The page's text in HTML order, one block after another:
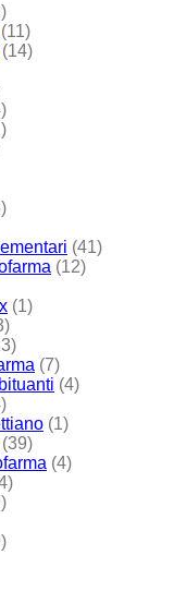
(11)
(14)
(41)
(12)
(1)
(7)
(4)
(1)
(39)
(4)